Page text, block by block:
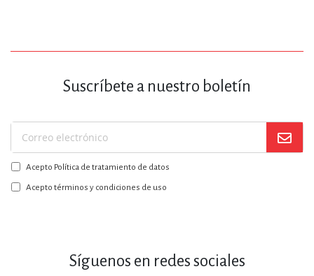
Suscríbete a nuestro boletín
Suscríbase
a
nuestro
boletín:
Acepto Política de tratamiento de datos
Acepto términos y condiciones de uso
Síguenos en redes sociales